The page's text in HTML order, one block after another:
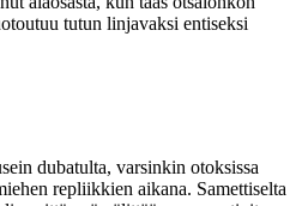
tutun linjavaksi entiseksi
dubatulta, varsinkin otoksissa
repliikkien aikana. Samettiselta